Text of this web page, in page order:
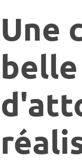
Une